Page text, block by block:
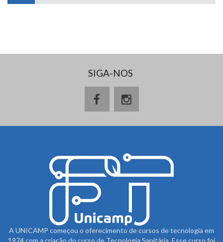
SIGA-NOS
A UNICAMP começou o oferecimento de cursos de tecnologia em
1974 com a criação do curso de Tecnologia Sanitária. Esse curso foi